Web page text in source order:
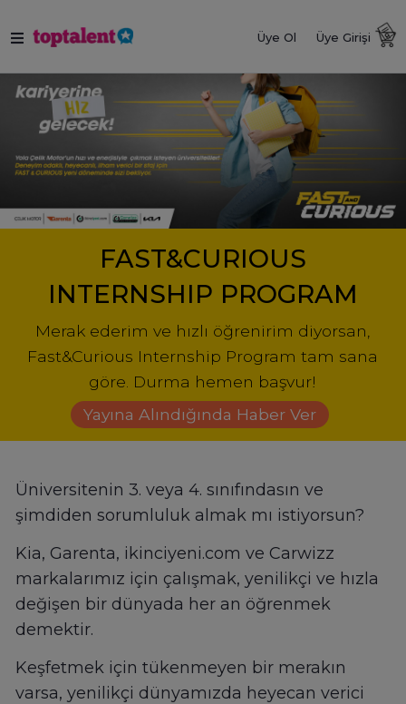
Üye Ol Üye Girişi
FAST&CURIOUS
INTERNSHIP PROGRAM
Merak ederim ve hızlı öğrenirim diyorsan,
Fast&Curious Internship Program tam sana
göre. Durma hemen başvur!
Yayına Alındığında Haber Ver
Üniversitenin 3. veya 4. sınıfındasın ve
şimdiden sorumluluk almak mı istiyorsun?
Kia, Garenta, ikinciyeni.com ve Carwizz
markalarımız için çalışmak, yenilikçi ve hızla
değişen bir dünyada her an öğrenmek
demektir.
Keşfetmek için tükenmeyen bir merakın
varsa, yenilikçi dünyamızda heyecan verici